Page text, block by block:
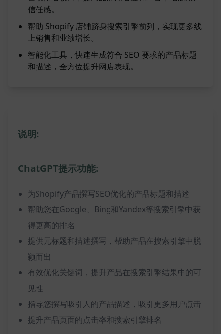
信任感。
帮助 Shopify 店铺跻身搜索引擎前列，实现更多线
上销售和业绩增长。
智能化工具，快速生成符合 SEO 要求的产品标题
和描述，全方位提升网店表现。
说明:
ChatGPT提示功能:
为Shopify产品撰写SEO优化的产品标题和描述
帮助您在Google、Bing和Yandex等搜索引擎中获
得更高的排名
提供元标题和描述撰写，帮助产品在搜索引擎中脱
颖而出
有效优化关键词，提升产品在搜索引擎结果中的可
见性
指导您撰写吸引人的产品描述，吸引更多用户点击
提升产品页面的点击率和搜索引擎排名